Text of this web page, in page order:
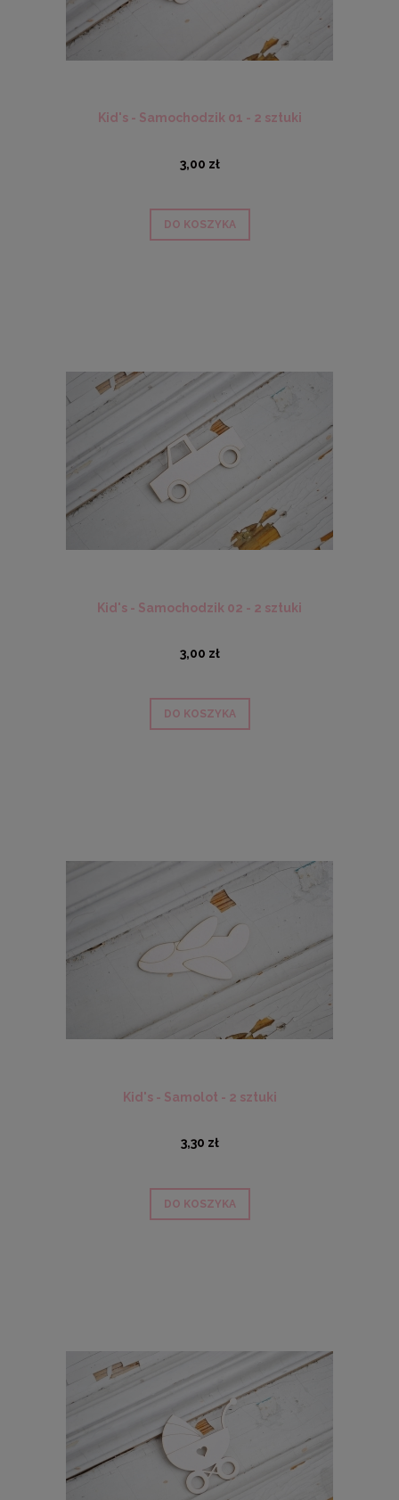
Kid's - Samochodzik 01 - 2 sztuki
3,00 zł
DO KOSZYKA
Kid's - Samochodzik 02 - 2 sztuki
3,00 zł
DO KOSZYKA
Kid's - Samolot - 2 sztuki
3,30 zł
DO KOSZYKA